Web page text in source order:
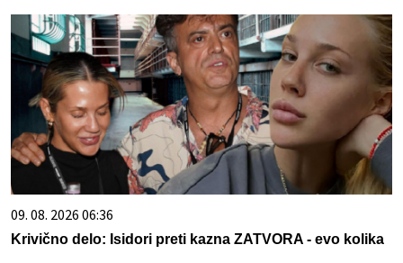
09. 08. 2026 06:36
Krivično delo: Isidori preti kazna ZATVORA - evo kolika